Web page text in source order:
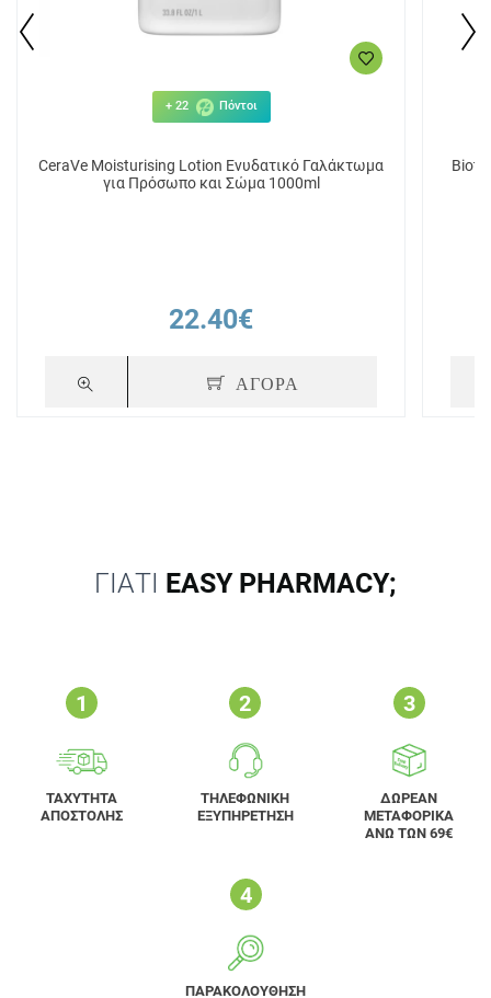
+ 22 Πόντοι
CeraVe Moisturising Lotion Ενυδατικό Γαλάκτωμα
για Πρόσωπο και Σώμα 1000ml
22.40€
ΑΓΟΡΑ
ΓΙΑΤΙ EASY PHARMACY;
ΤΑΧΥΤΗΤΑ
ΑΠΟΣΤΟΛΗΣ
ΤΗΛΕΦΩΝΙΚΗ
ΕΞΥΠΗΡΕΤΗΣΗ
ΔΩΡΕΑΝ
ΜΕΤΑΦΟΡΙΚΑ
ΑΝΩ ΤΩΝ 69€
ΠΑΡΑΚΟΛΟΥΘΗΣΗ